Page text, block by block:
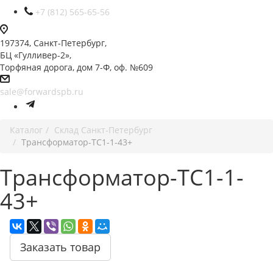
+7 (812) 565-65-56
197374, Санкт-Петербург,
БЦ «Гулливер-2»,
Торфяная дорога, дом 7-Ф, оф. №609
sale@forwardspb.ru
Каталог
Cклад Санкт-Петербург
Трансформатор-TC1-1-43+
Трансформатор-TC1-1-
43+
Заказать товар